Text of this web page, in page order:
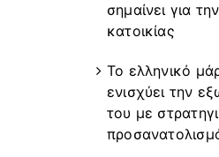
σημαίνει για
κατοικίας
Το ελληνικό
ενισχύει την
του με